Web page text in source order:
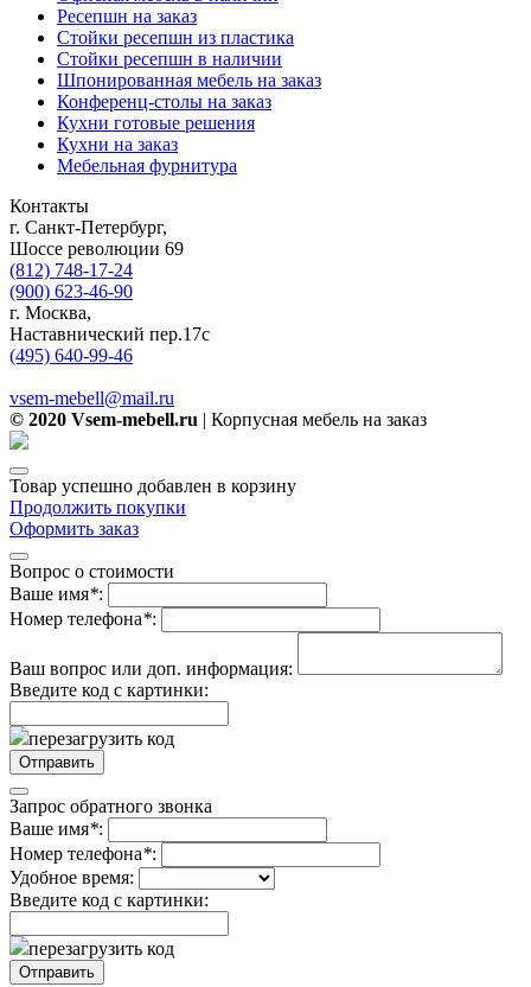
Ресепшн на заказ
Стойки ресепшн из пластика
Стойки ресепшн в наличии
Шпонированная мебель на заказ
Конференц-столы на заказ
Кухни готовые решения
Кухни на заказ
Мебельная фурнитура
Контакты
г. Санкт-Петербург,
Шоссе революции 69
(812) 748-17-24
(900) 623-46-90
г. Москва,
Наставнический пер.17с
(495) 640-99-46
vsem-mebell@mail.ru
© 2020 Vsem-mebell.ru | Корпусная мебель на заказ
Товар успешно добавлен в корзину
Продолжить покупки
Оформить заказ
Вопрос о стоимости
Ваше имя*:
Номер телефона*:
Ваш вопрос или доп. информация:
Введите код с картинки:
перезагрузить код
Запрос обратного звонка
Ваше имя*:
Номер телефона*:
Удобное время:
Введите код с картинки:
перезагрузить код